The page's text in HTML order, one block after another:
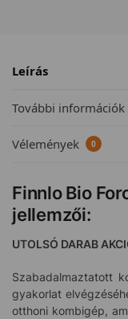
Leírás
További információk
Vélemények 0
Finnlo Bio
jellemzői:
UTOLSÓ DARAB
Szabadalmaztatott
gyakorlat
otthoni kombigép,